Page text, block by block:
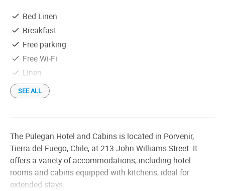
Bed Linen
Breakfast
Free parking
Free Wi-Fi
Linen
SEE ALL
The Pulegan Hotel and Cabins is located in Porvenir,
Tierra del Fuego, Chile, at 213 John Williams Street. It
offers a variety of accommodations, including hotel
rooms and cabins equipped with kitchens, ideal for
extended stays.